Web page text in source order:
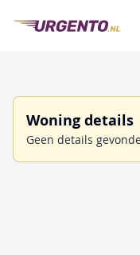
Woning details
Geen details